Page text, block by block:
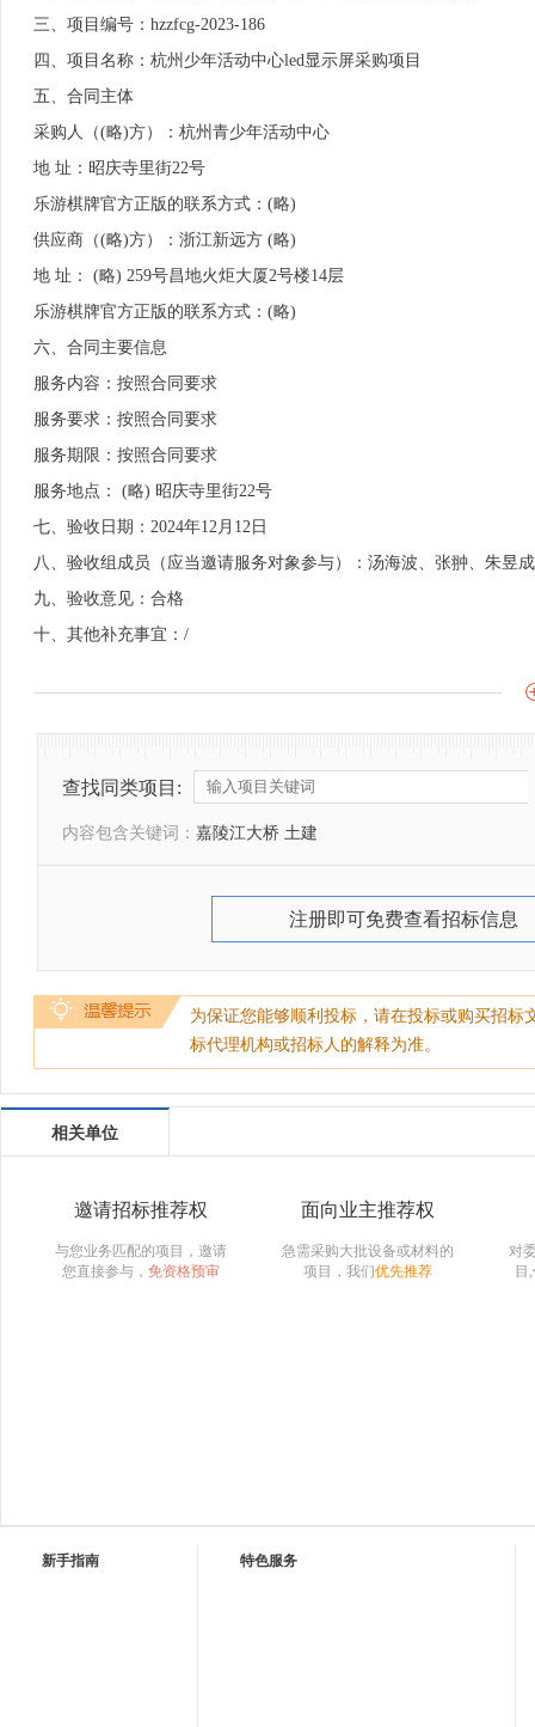
三、项目编号：hzzfcg-2023-186
四、项目名称：杭州少年活动中心led显示屏采购项目
五、合同主体
采购人（(略)方）：杭州青少年活动中心
地 址：昭庆寺里街22号
乐游棋牌官方正版的联系方式：(略)
供应商（(略)方）：浙江新远方 (略)
地 址： (略) 259号昌地火炬大厦2号楼14层
乐游棋牌官方正版的联系方式：(略)
六、合同主要信息
服务内容：按照合同要求
服务要求：按照合同要求
服务期限：按照合同要求
服务地点： (略) 昭庆寺里街22号
七、验收日期：2024年12月12日
八、验收组成员（应当邀请服务对象参与）：汤海波、张翀、朱昱
九、验收意见：合格
十、其他补充事宜：/
查找同类项目:
内容包含关键词： 嘉陵江大桥 土建
注册即可免费查看招标信息
为保证您能够顺利投标，请在投标或购买招
标代理机构或招标人的解释为准。
相关单位
邀请招标推荐权
与您业务匹配的项目，邀请
您直接参与， 免资格预审
面向业主推荐权
急需采购大批设备或材料的
项目，我们优先推荐
对
目
新手指南 特色服务